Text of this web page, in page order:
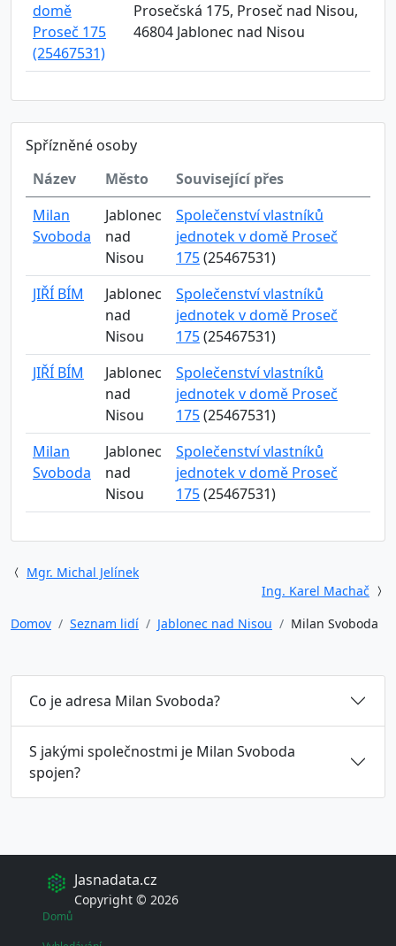
domě
Proseč 175
(25467531)
Prosečská 175, Proseč nad Nisou,
46804 Jablonec nad Nisou
Spřízněné osoby
Název
Město
Související přes
Milan
Svoboda
Jablonec
nad
Nisou
Společenství vlastníků
jednotek v domě Proseč
175(25467531)
JIŘÍ BÍM
Jablonec
nad
Nisou
Společenství vlastníků
jednotek v domě Proseč
175(25467531)
JIŘÍ BÍM
Jablonec
nad
Nisou
Společenství vlastníků
jednotek v domě Proseč
175(25467531)
Milan
Svoboda
Jablonec
nad
Nisou
Společenství vlastníků
jednotek v domě Proseč
175(25467531)
Mgr. Michal Jelínek
Ing. Karel Machač
Domov
Seznam lidí Jablonec nad Nisou Milan Svoboda
Co je adresa Milan Svoboda?
S jakými společnostmi je Milan Svoboda
spojen?
Jasnadata.cz
Copyright © 2026
Domů